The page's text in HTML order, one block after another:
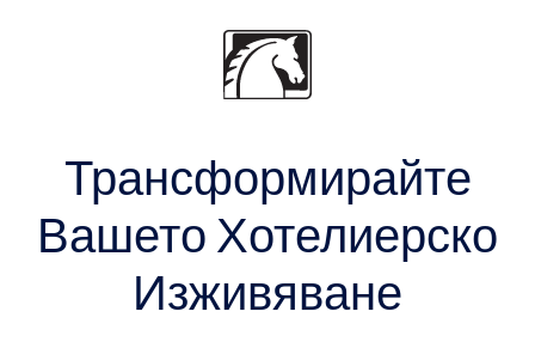
Трансформирайте
Вашето Хотелиерско
Изживяване